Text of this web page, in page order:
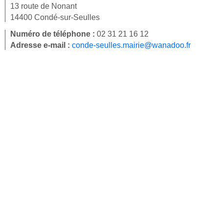
13 route de Nonant
14400 Condé-sur-Seulles
Numéro de téléphone : 02 31 21 16 12
Adresse e-mail : conde-seulles.mairie@wanadoo.fr